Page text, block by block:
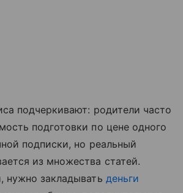
подчеркивают: родители часто
подготовки по цене одного
подписки, но реальный
из множества статей.
нужно закладывать деньги